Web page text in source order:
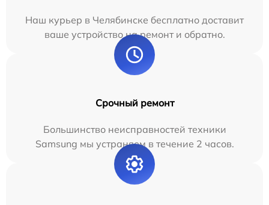
Наш курьер в Челябинске бесплатно доставит
ваше устройство на ремонт и обратно.
Срочный ремонт
Большинство неисправностей техники
Samsung мы устраняем в течение 2 часов.